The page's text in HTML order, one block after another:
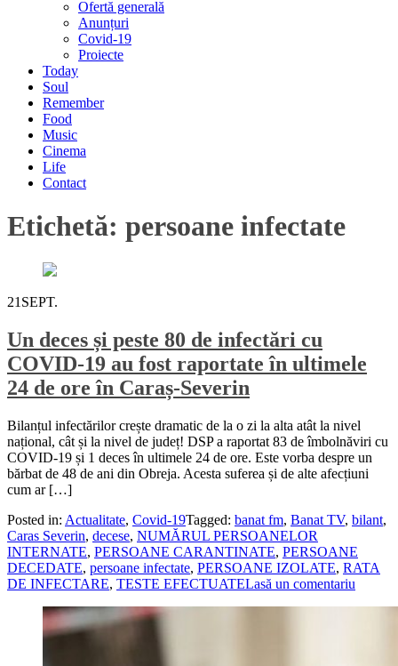
Ofertă generală
Anunțuri
Covid-19
Proiecte
Today
Soul
Remember
Food
Music
Cinema
Life
Contact
Etichetă: persoane infectate
21 SEPT.
Un deces și peste 80 de infectări cu
COVID-19 au fost raportate în ultimele
24 de ore în Caraș-Severin
Bilanțul infectărilor crește dramatic de la o zi la alta atât la nivel
național, cât și la nivel de județ! DSP a raportat 83 de îmbolnăviri cu
COVID-19 și 1 deces în ultimele 24 de ore. Este vorba despre un
bărbat de 48 de ani din Obreja. Acesta suferea și de alte afecțiuni
cum ar […]
Posted in: Actualitate, Covid-19Tagged: banat fm, Banat TV, bilant,
Caras Severin, decese, NUMĂRUL PERSOANELOR
INTERNATE, PERSOANE CARANTINATE, PERSOANE
DECEDATE, persoane infectate, PERSOANE IZOLATE, RATA
DE INFECTARE, TESTE EFECTUATELasă un comentariu